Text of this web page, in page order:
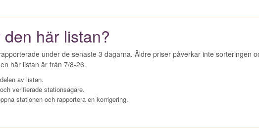
här listan?
under de senaste 3 dagarna. Äldre priser påverkar inte sorteringen
här listan är från 7/8-26.
av listan.
verifierade stationsägare.
stationen och rapportera en korrigering.